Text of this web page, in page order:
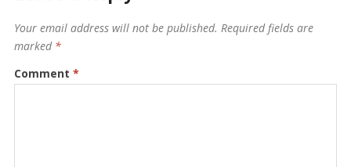
Your email address will not be published. Required fields are
marked *
Comment *